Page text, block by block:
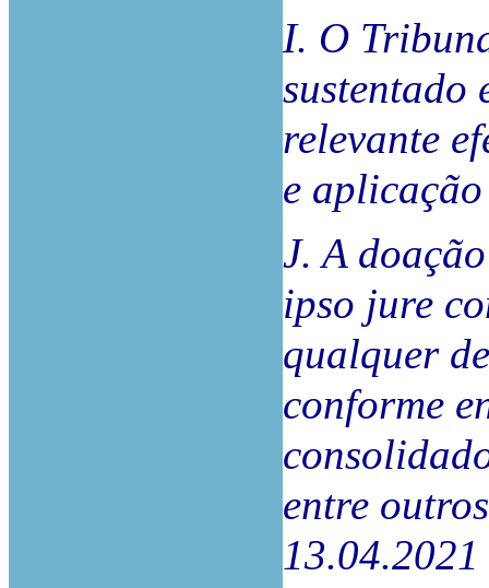
I. O
sustentado
relevante
e
J. A
ipso jure
qualquer
conforme
entre